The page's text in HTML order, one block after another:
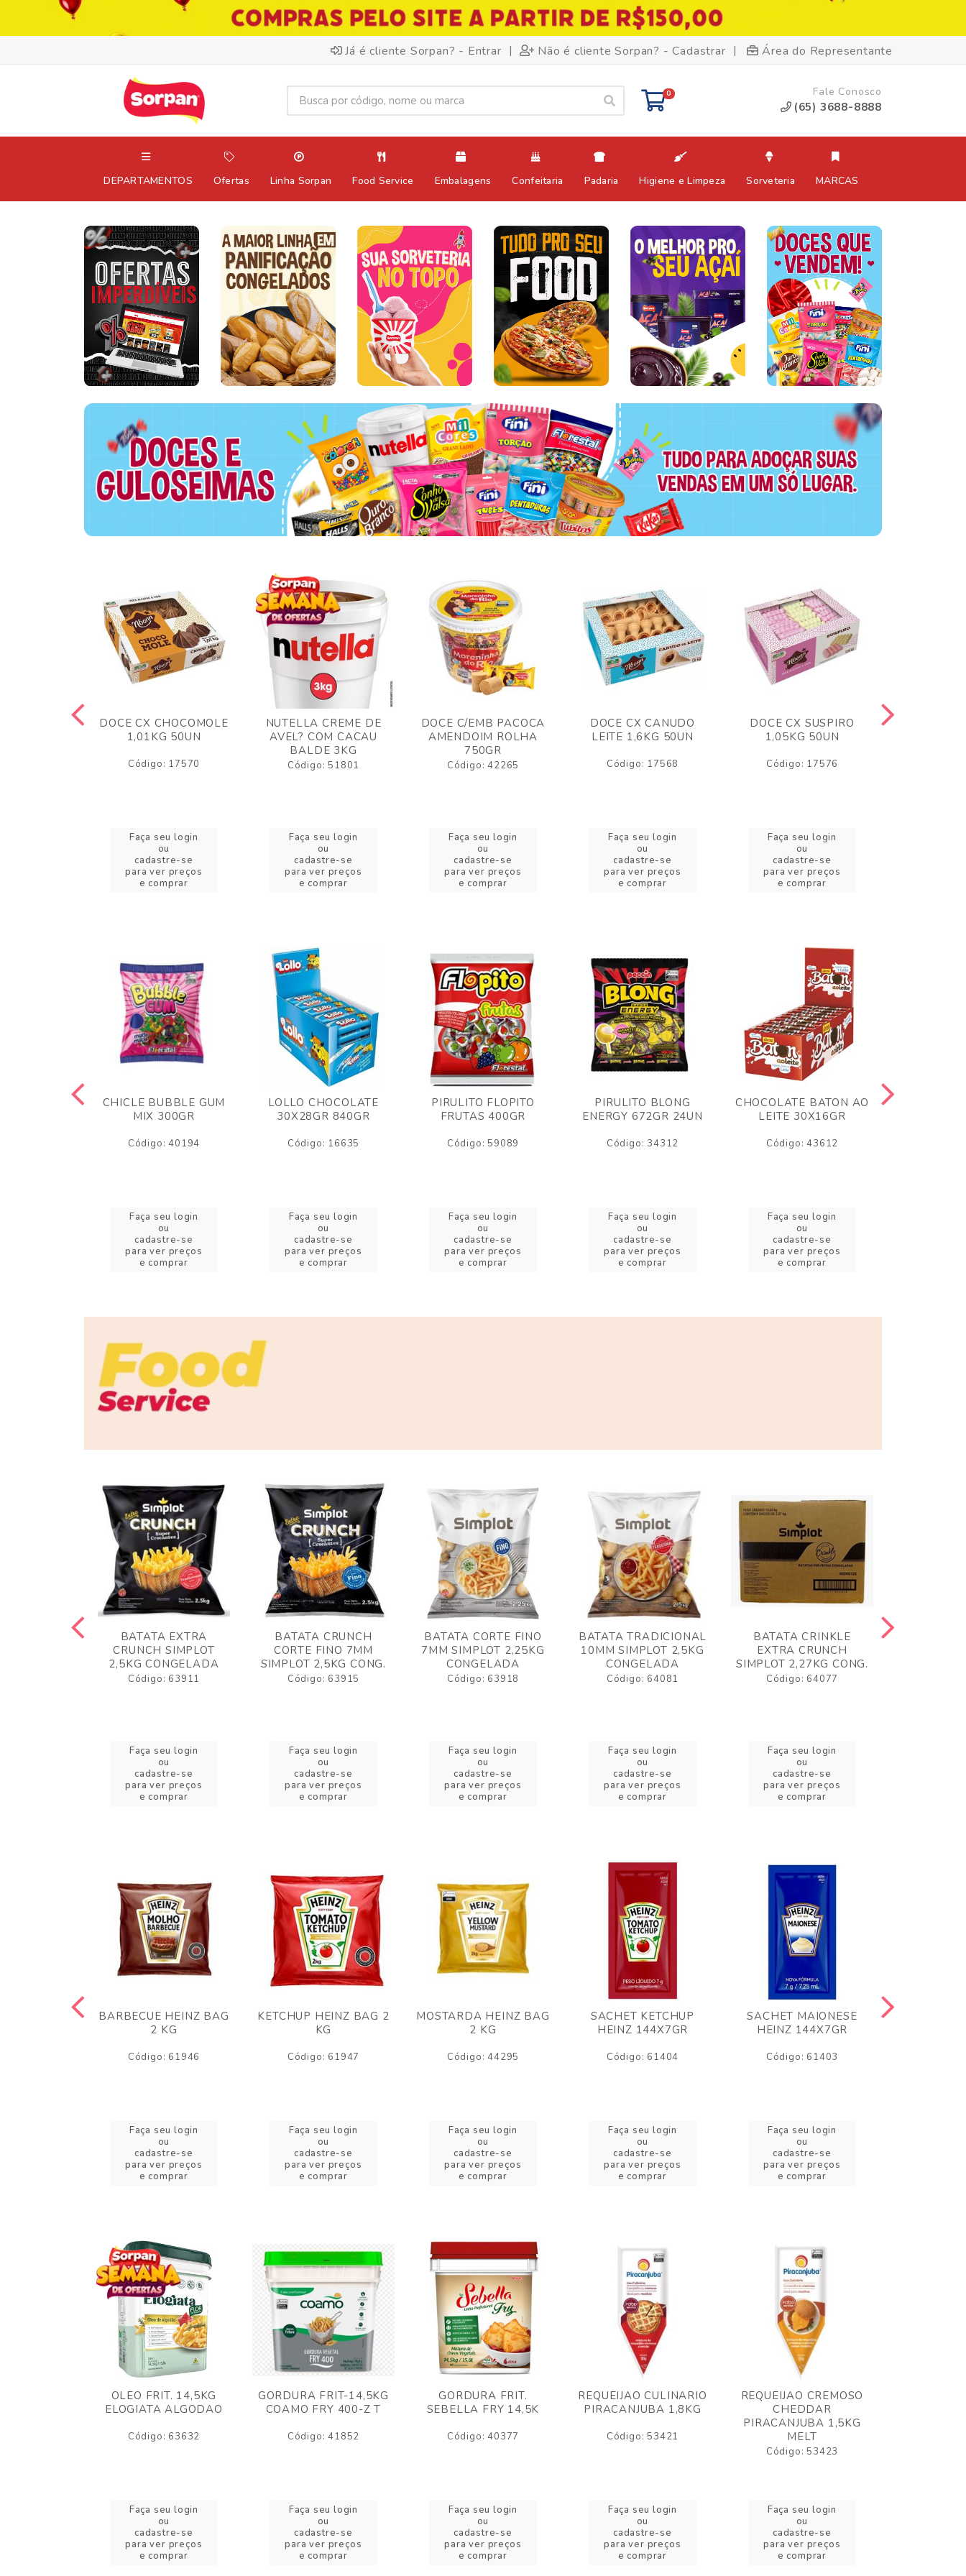
Já é cliente Sorpan? - Entrar | Não é cliente Sorpan? - Cadastrar | Área do Representante
0 Fale Conosco
(65) 3688-8888
DEPARTAMENTOS Ofertas Linha Sorpan Food Service Embalagens Confeitaria Padaria Higiene e Limpeza Sorveteria MARCAS
DOCE CX CHOCOMOLE
1,01KG 50UN
Código: 17570
Faça seu login
ou
cadastre-se
para ver preços
e comprar
NUTELLA CREME DE
AVEL? COM CACAU
BALDE 3KG
Código: 51801
Faça seu login
ou
cadastre-se
para ver preços
e comprar
DOCE C/EMB PACOCA
AMENDOIM ROLHA
750GR
Código: 42265
Faça seu login
ou
cadastre-se
para ver preços
e comprar
DOCE CX CANUDO
LEITE 1,6KG 50UN
Código: 17568
Faça seu login
ou
cadastre-se
para ver preços
e comprar
DOCE CX SUSPIRO
1,05KG 50UN
Código: 17576
Faça seu login
ou
cadastre-se
para ver preços
e comprar
CHICLE BUBBLE GUM
MIX 300GR
Código: 40194
Faça seu login
ou
cadastre-se
para ver preços
e comprar
LOLLO CHOCOLATE
30X28GR 840GR
Código: 16635
Faça seu login
ou
cadastre-se
para ver preços
e comprar
PIRULITO FLOPITO
FRUTAS 400GR
Código: 59089
Faça seu login
ou
cadastre-se
para ver preços
e comprar
PIRULITO BLONG
ENERGY 672GR 24UN
Código: 34312
Faça seu login
ou
cadastre-se
para ver preços
e comprar
CHOCOLATE BATON AO
LEITE 30X16GR
Código: 43612
Faça seu login
ou
cadastre-se
para ver preços
e comprar
BATATA EXTRA
CRUNCH SIMPLOT
2,5KG CONGELADA
Código: 63911
Faça seu login
ou
cadastre-se
para ver preços
e comprar
BATATA CRUNCH
CORTE FINO 7MM
SIMPLOT 2,5KG CONG.
Código: 63915
Faça seu login
ou
cadastre-se
para ver preços
e comprar
BATATA CORTE FINO
7MM SIMPLOT 2,25KG
CONGELADA
Código: 63918
Faça seu login
ou
cadastre-se
para ver preços
e comprar
BATATA TRADICIONAL
10MM SIMPLOT 2,5KG
CONGELADA
Código: 64081
Faça seu login
ou
cadastre-se
para ver preços
e comprar
BATATA CRINKLE
EXTRA CRUNCH
SIMPLOT 2,27KG CONG.
Código: 64077
Faça seu login
ou
cadastre-se
para ver preços
e comprar
BARBECUE HEINZ BAG
2 KG
Código: 61946
Faça seu login
ou
cadastre-se
para ver preços
e comprar
KETCHUP HEINZ BAG 2
KG
Código: 61947
Faça seu login
ou
cadastre-se
para ver preços
e comprar
MOSTARDA HEINZ BAG
2 KG
Código: 44295
Faça seu login
ou
cadastre-se
para ver preços
e comprar
SACHET KETCHUP
HEINZ 144X7GR
Código: 61404
Faça seu login
ou
cadastre-se
para ver preços
e comprar
SACHET MAIONESE
HEINZ 144X7GR
Código: 61403
Faça seu login
ou
cadastre-se
para ver preços
e comprar
OLEO FRIT. 14,5KG
ELOGIATA ALGODAO
Código: 63632
Faça seu login
ou
cadastre-se
para ver preços
e comprar
GORDURA FRIT-14,5KG
COAMO FRY 400-Z T
Código: 41852
Faça seu login
ou
cadastre-se
para ver preços
e comprar
GORDURA FRIT.
SEBELLA FRY 14,5K
Código: 40377
Faça seu login
ou
cadastre-se
para ver preços
e comprar
REQUEIJAO CULINARIO
PIRACANJUBA 1,8KG
Código: 53421
Faça seu login
ou
cadastre-se
para ver preços
e comprar
REQUEIJAO CREMOSO
CHEDDAR
PIRACANJUBA 1,5KG
MELT
Código: 53423
Faça seu login
ou
cadastre-se
para ver preços
e comprar